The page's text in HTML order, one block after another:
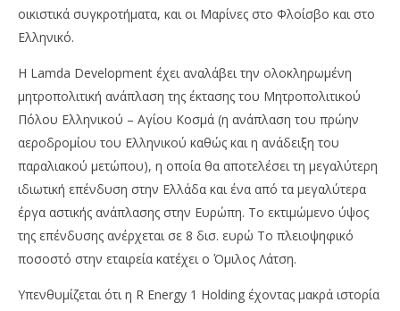
οικιστικά συγκροτήματα, και οι Μαρίνες στο Φλοίσβο και στο
Ελληνικό.
Η Lamda Development έχει αναλάβει την ολοκληρωμένη
μητροπολιτική ανάπλαση της έκτασης του Μητροπολιτικού
Πόλου Ελληνικού – Αγίου Κοσμά (η ανάπλαση του πρώην
αεροδρομίου του Ελληνικού καθώς και η ανάδειξη του
παραλιακού μετώπου), η οποία θα αποτελέσει τη μεγαλύτερη
ιδιωτική επένδυση στην Ελλάδα και ένα από τα μεγαλύτερα
έργα αστικής ανάπλασης στην Ευρώπη. Το εκτιμώμενο ύψος
της επένδυσης ανέρχεται σε 8 δισ. ευρώ Το πλειοψηφικό
ποσοστό στην εταιρεία κατέχει ο Όμιλος Λάτση.
Υπενθυμίζεται ότι η R Energy 1 Holding έχοντας μακρά ιστορία